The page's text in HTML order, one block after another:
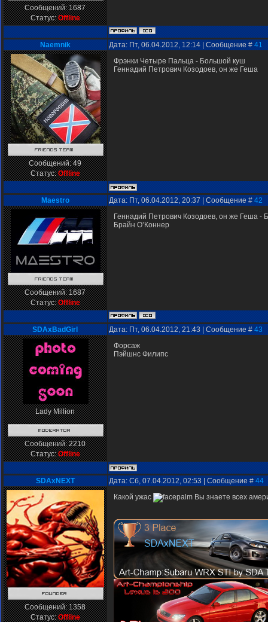
Сообщений:1687
Статус:Offline
Naemnik Дата: Пт, 06.04.2012, 12:14 | Сообщение # 41
Сообщений:49
Статус:Offline
Фрэнки Четыре Пальца - Большой куш
Геннадий Петрович Козодоев, он же Геша
Мaestro Дата: Пт, 06.04.2012, 20:37 | Сообщение # 42
Сообщений:1687
Статус:Offline
Геннадий Петрович Козодоев, он же Геша -
Брайн О’Коннер
SDAxBadGirl Дата: Пт, 06.04.2012, 21:43 | Сообщение # 43
Lady Million
Сообщений:2210
Статус:Offline
Форсаж
Пэйшнс Филипс
SDAxNEXT Дата: Сб, 07.04.2012, 02:53 | Сообщение # 44
Сообщений:1358
Статус:Offline
Какой ужас Вы знаете всех